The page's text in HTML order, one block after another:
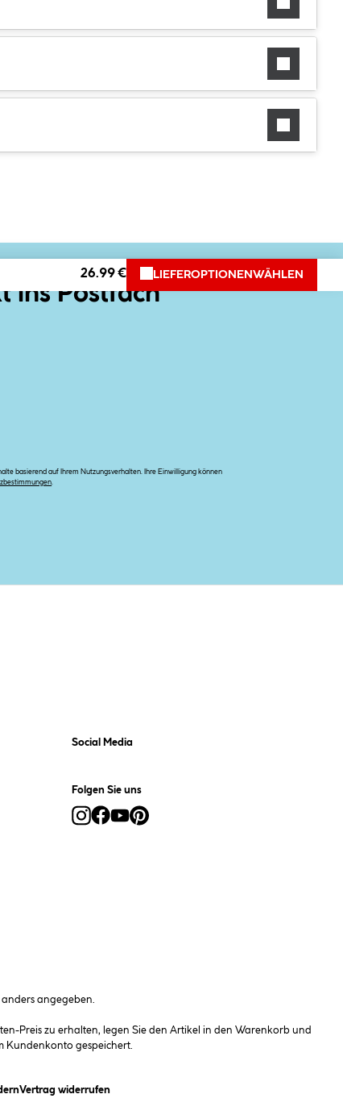
26.99 € LIEFEROPTIONEN WÄHLEN
ins Postfach
basierend auf Ihrem Nutzungsverhalten. Ihre Einwilligung können
Social Media
Folgen Sie uns
angegeben.
Preis zu erhalten, legen Sie den Artikel in den Warenkorb und
Kundenkonto gespeichert.
(öffnet ein Dialogfeld)
Vertrag widerrufen